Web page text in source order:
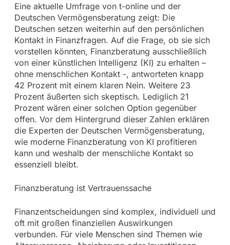
Eine aktuelle Umfrage von t-online und der
Deutschen Vermögensberatung zeigt: Die
Deutschen setzen weiterhin auf den persönlichen
Kontakt in Finanzfragen. Auf die Frage, ob sie sich
vorstellen könnten, Finanzberatung ausschließlich
von einer künstlichen Intelligenz (KI) zu erhalten –
ohne menschlichen Kontakt -, antworteten knapp
42 Prozent mit einem klaren Nein. Weitere 23
Prozent äußerten sich skeptisch. Lediglich 21
Prozent wären einer solchen Option gegenüber
offen. Vor dem Hintergrund dieser Zahlen erklären
die Experten der Deutschen Vermögensberatung,
wie moderne Finanzberatung von KI profitieren
kann und weshalb der menschliche Kontakt so
essenziell bleibt.
Finanzberatung ist Vertrauenssache
Finanzentscheidungen sind komplex, individuell und
oft mit großen finanziellen Auswirkungen
verbunden. Für viele Menschen sind Themen wie